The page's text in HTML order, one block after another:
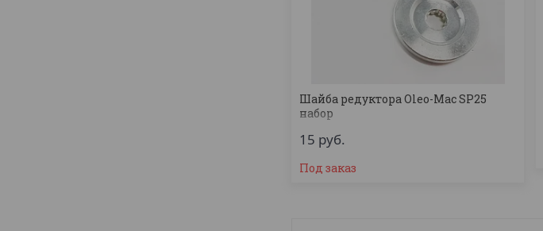
Шайба редуктора Oleo-Mac SP25
набор
15 руб.
Под заказ